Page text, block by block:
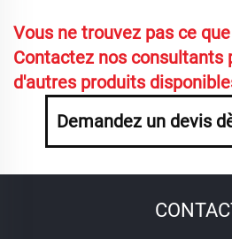
Vous ne trouvez pas ce
Contactez nos consultants
d'autres produits
Demandez un devis